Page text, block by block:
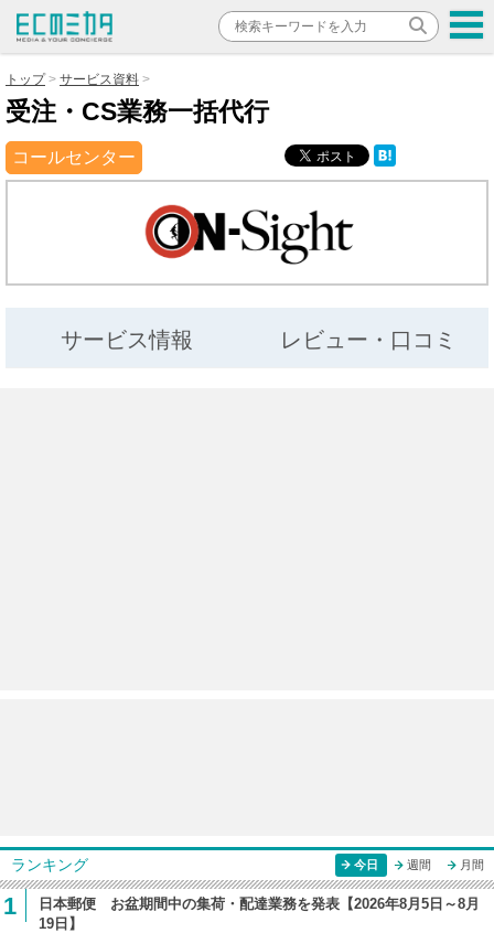
トップ サービス資料
受注・CS業務一括代行
コールセンター
サービス情報 レビュー・口コミ
ランキング 今日 週間 月間
1
日本郵便 お盆期間中の集荷・配達業務を発表【2026年8月5日～8月
19日】